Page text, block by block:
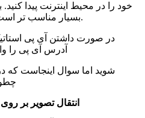
آدرسی طبیعتا استفاده از IPS بسیار مناسب تر است.
در صورت داشتن آی پی
آدرس آی پی را
شوید اما سوال اینجاست که
انتقال تصویر بر